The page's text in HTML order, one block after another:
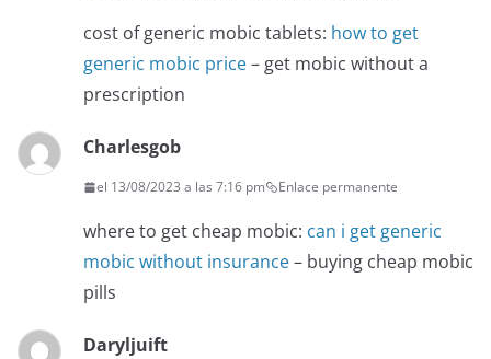
cost of generic mobic tablets: how to get
generic mobic price– get mobic without a
prescription
Charlesgob
el 13/08/2023 a las 7:16 pm Enlace permanente
where to get cheap mobic: can i get generic
mobic without insurance– buying cheap mobic
pills
Daryljuift